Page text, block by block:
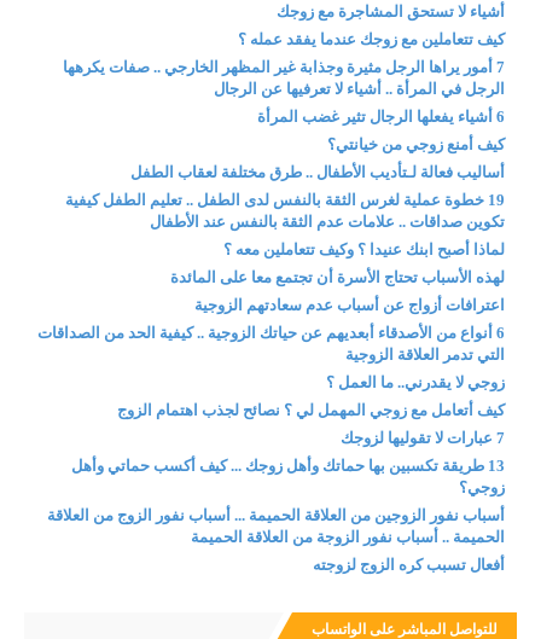
أشياء لا تستحق المشاجرة مع زوجك
كيف تتعاملين مع زوجك عندما يفقد عمله ؟
7 أمور يراها الرجل مثيرة وجذابة غير المظهر الخارجي .. صفات يكرهها
الرجل في المرأة .. أشياء لا تعرفيها عن الرجال
6 أشياء يفعلها الرجال تثير غضب المرأة
كيف أمنع زوجي من خيانتي؟
أساليب فعالة لـتأديب الأطفال .. طرق مختلفة لعقاب الطفل
19 خطوة عملية لغرس الثقة بالنفس لدى الطفل .. تعليم الطفل كيفية
تكوين صداقات .. علامات عدم الثقة بالنفس عند الأطفال
لماذا أصبح ابنك عنيدا ؟ وكيف تتعاملين معه ؟
لهذه الأسباب تحتاج الأسرة أن تجتمع معا على المائدة
اعترافات أزواج عن أسباب عدم سعادتهم الزوجية
6 أنواع من الأصدقاء أبعديهم عن حياتك الزوجية .. كيفية الحد من الصداقات
التي تدمر العلاقة الزوجية
زوجي لا يقدرني.. ما العمل ؟
كيف أتعامل مع زوجي المهمل لي ؟ نصائح لجذب اهتمام الزوج
7 عبارات لا تقوليها لزوجك
13 طريقة تكسبين بها حماتك وأهل زوجك ... كيف أكسب حماتي وأهل
زوجي؟
أسباب نفور الزوجين من العلاقة الحميمة ... أسباب نفور الزوج من العلاقة
الحميمة .. أسباب نفور الزوجة من العلاقة الحميمة
أفعال تسبب كره الزوج لزوجته
للتواصل المباشر على الواتساب